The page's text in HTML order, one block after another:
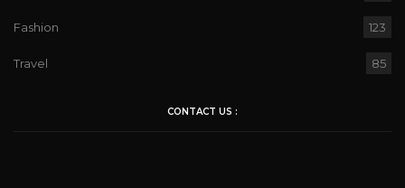
Fashion 123
Travel 85
CONTACT US :